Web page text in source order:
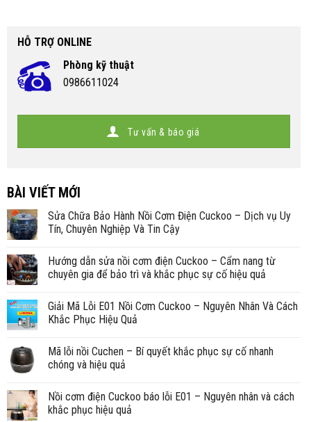
HỖ TRỢ ONLINE
Phòng kỹ thuật
0986611024
Tư vấn & báo giá
BÀI VIẾT MỚI
Sửa Chữa Bảo Hành Nồi Cơm Điện Cuckoo – Dịch vụ Uy
Tín, Chuyên Nghiệp Và Tin Cậy
Hướng dẫn sửa nồi cơm điện Cuckoo – Cẩm nang từ
chuyên gia để bảo trì và khắc phục sự cố hiệu quả
Giải Mã Lỗi E01 Nồi Cơm Cuckoo – Nguyên Nhân Và Cách
Khắc Phục Hiệu Quả
Mã lỗi nồi Cuchen – Bí quyết khắc phục sự cố nhanh
chóng và hiệu quả
Nồi cơm điện Cuckoo báo lỗi E01 – Nguyên nhân và cách
khắc phục hiệu quả